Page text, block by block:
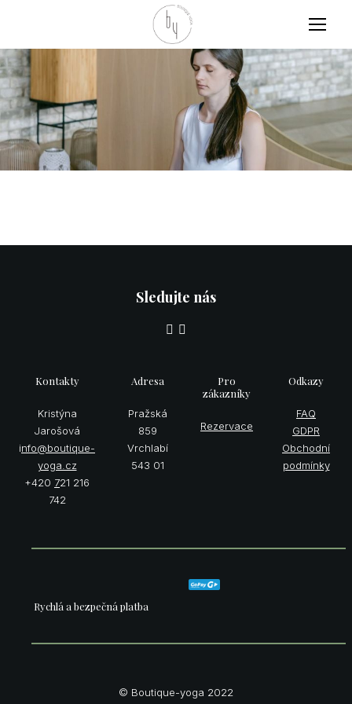
MENU
Sledujte nás
Kontakty
Kristýna
Jarošová
info@boutique-
yoga.cz
+420 721 216
742
Adresa
Pražská
859
Vrchlabí
543 01
Pro
zákazníky
Rezervace
Odkazy
FAQ
GDPR
Obchodní
podmínky
Rychlá a bezpečná platba
© Boutique-yoga 2022